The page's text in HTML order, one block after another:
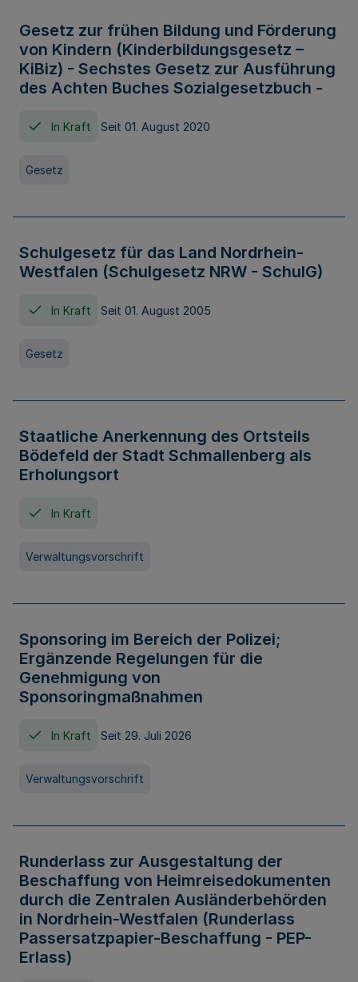
Gesetz zur frühen Bildung und Förderung
von Kindern (Kinderbildungsgesetz –
KiBiz) - Sechstes Gesetz zur Ausführung
des Achten Buches Sozialgesetzbuch -
In Kraft Seit 01. August 2020
Gesetz
Schulgesetz für das Land Nordrhein-
Westfalen (Schulgesetz NRW - SchulG)
In Kraft Seit 01. August 2005
Gesetz
Staatliche Anerkennung des Ortsteils
Bödefeld der Stadt Schmallenberg als
Erholungsort
In Kraft
Verwaltungsvorschrift
Sponsoring im Bereich der Polizei;
Ergänzende Regelungen für die
Genehmigung von
Sponsoringmaßnahmen
In Kraft Seit 29. Juli 2026
Verwaltungsvorschrift
Runderlass zur Ausgestaltung der
Beschaffung von Heimreisedokumenten
durch die Zentralen Ausländerbehörden
in Nordrhein-Westfalen (Runderlass
Passersatzpapier-Beschaffung - PEP-
Erlass)